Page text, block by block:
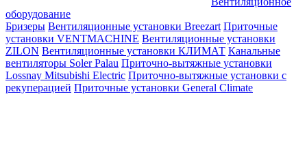
оборудование
Бризеры Вентиляционные установки Breezart Приточные
установки VENTMACHINE Вентиляционные установки
ZILON Вентиляционные установки КЛИМАТ Канальные
вентиляторы Soler Palau Приточно-вытяжные установки
Lossnay Mitsubishi Electric Приточно-вытяжные установки с
рекуперацией Приточные установки General Climate